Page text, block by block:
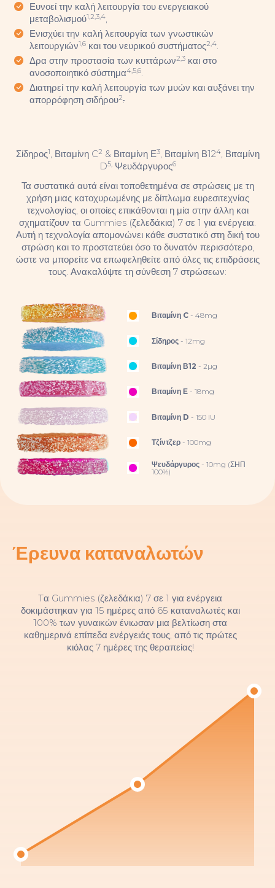
Ευνοεί την καλή λειτουργία του ενεργειακού
μεταβολισμού1,2,3,4,
Ενισχύει την καλή λειτουργία των γνωστικών
λειτουργιών1,6 και του νευρικού συστήματος2,4.
Δρα στην προστασία των κυττάρων2,3 και στο
ανοσοποιητικό σύστημα4,5,6.
Διατηρεί την καλή λειτουργία των μυών και αυξάνει την
απορρόφηση σιδήρου2.
Σίδηρος1, Βιταμίνη C2 & Βιταμίνη Ε3, Βιταμίνη Β124, Βιταμίνη
D5,Ψευδάργυρος6
Τα συστατικά αυτά είναι τοποθετημένα σε στρώσεις με τη
χρήση μιας κατοχυρωμένης με δίπλωμα ευρεσιτεχνίας
τεχνολογίας, οι οποίες επικάθονται η μία στην άλλη και
σχηματίζουν τα Gummies (ζελεδάκια) 7 σε 1 για ενέργεια.
Αυτή η τεχνολογία απομονώνει κάθε συστατικό στη δική του
στρώση και το προστατεύει όσο το δυνατόν περισσότερο,
ώστε να μπορείτε να επωφεληθείτε από όλες τις επιδράσεις
τους. Ανακαλύψτε τη σύνθεση 7 στρώσεων:
Βιταμίνη C - 48mg
Σίδηρος - 12mg
Βιταμίνη Β12 - 2µg
Βιταμίνη Ε - 18mg
Βιταμίνη D - 150 IU
Τζίντζερ - 100mg
Ψευδάργυρος - 10mg (ΣΗΠ
100%)
Έρευνα καταναλωτών
Tα Gummies (ζελεδάκια) 7 σε 1 για ενέργεια
δοκιμάστηκαν για 15 ημέρες από 65 καταναλωτές και
100% των γυναικών ένιωσαν μια βελτίωση στα
καθημερινά επίπεδα ενέργειάς τους, από τις πρώτες
κιόλας 7 ημέρες της θεραπείας!